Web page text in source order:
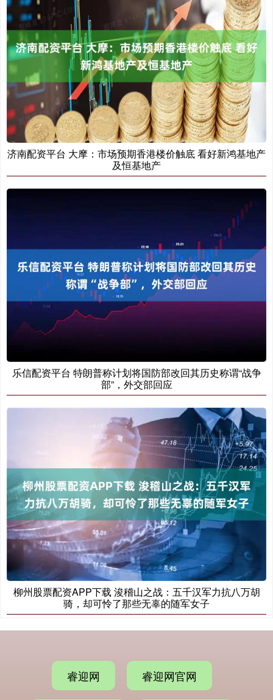
济南配资平台 大摩：市场预期香港楼价触底 看好新鸿基地产
及恒基地产
乐信配资平台 特朗普称计划将国防部改回其历史称谓“战争
部”，外交部回应
柳州股票配资APP下载 浚稽山之战：五千汉军力抗八万胡
骑，却可怜了那些无辜的随军女子
睿迎网 睿迎网官网